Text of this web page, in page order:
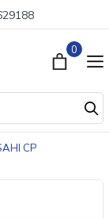
0
CP